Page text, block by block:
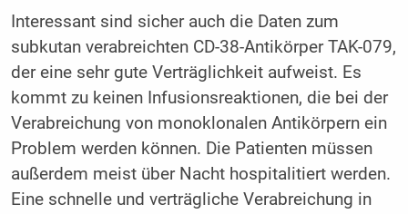
Interessant sind sicher auch die Daten zum
subkutan verabreichten CD-38-Antikörper TAK-079,
der eine sehr gute Verträglichkeit aufweist. Es
kommt zu keinen Infusionsreaktionen, die bei der
Verabreichung von monoklonalen Antikörpern ein
Problem werden können. Die Patienten müssen
außerdem meist über Nacht hospitalitiert werden.
Eine schnelle und verträgliche Verabreichung in